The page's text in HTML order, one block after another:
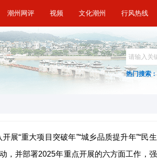
潮州网评 视频 文化潮州 行风热线
热门搜索 :
展“重大项目突破年”“城乡品质提升年”“民生
，并部署2025年重点开展的六方面工作，强